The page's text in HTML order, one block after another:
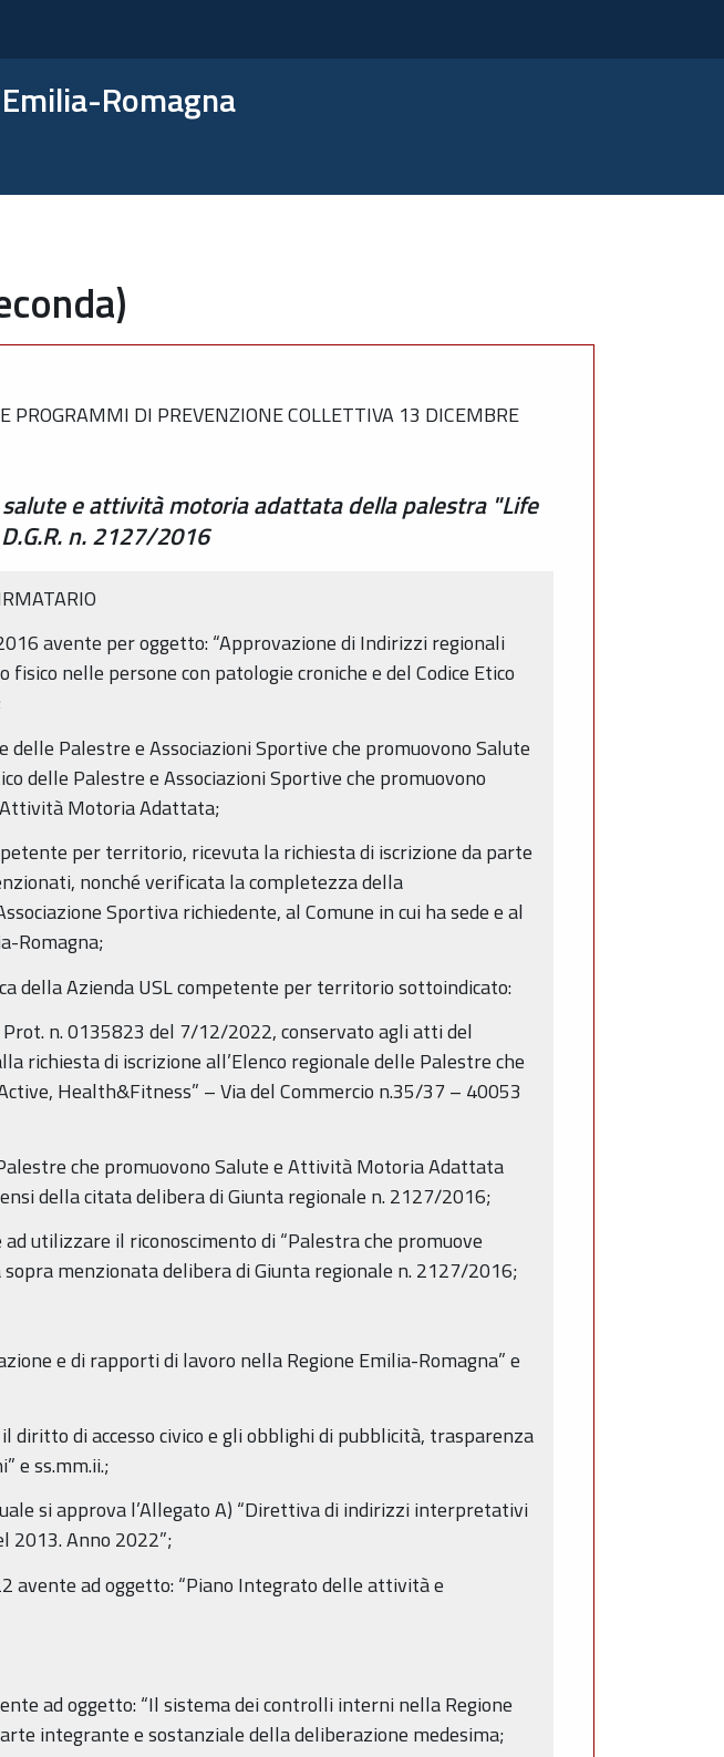
Romagna
DI PREVENZIONE COLLETTIVA 13 DICEMBRE
e attività motoria adattata della palestra "Life
n. 2127/2016
avente per oggetto: “Approvazione di Indirizzi regionali
nelle persone con patologie croniche e del Codice Etico
Palestre e Associazioni Sportive che promuovono Salute
delle Palestre e Associazioni Sportive che promuovono
Attività Motoria Adattata;
per territorio, ricevuta la richiesta di iscrizione da parte
nonché verificata la completezza della
Sportiva richiedente, al Comune in cui ha sede e al
Romagna;
della Azienda USL competente per territorio sottoindicato:
n. 0135823 del 7/12/2022, conservato agli atti del
di iscrizione all’Elenco regionale delle Palestre che
Health&Fitness” – Via del Commercio n.35/37 – 40053
che promuovono Salute e Attività Motoria Adattata
della citata delibera di Giunta regionale n. 2127/2016;
utilizzare il riconoscimento di “Palestra che promuove
menzionata delibera di Giunta regionale n. 2127/2016;
e di rapporti di lavoro nella Regione Emilia-Romagna” e
diritto di accesso civico e gli obblighi di pubblicità, trasparenza
e ss.mm.ii.;
si approva l’Allegato A) “Direttiva di indirizzi interpretativi
2013. Anno 2022”;
avente ad oggetto: “Piano Integrato delle attività e
ad oggetto: “Il sistema dei controlli interni nella Regione
integrante e sostanziale della deliberazione medesima;